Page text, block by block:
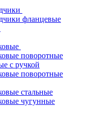
фланцевые
поворотные
с ручкой
поворотные
стальные
чугунные